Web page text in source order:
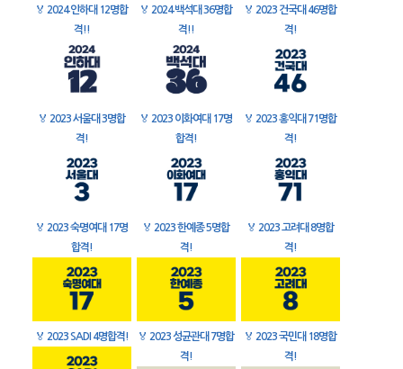
🏅 2024 인하대 12명합
격!!
🏅 2024 백석대 36명합
격!!
🏅 2023 건국대 46명합
격!
🏅 2023 서울대 3명합
격!
🏅 2023 이화여대 17명
합격!
🏅 2023 홍익대 71명합
격!
🏅 2023 숙명여대 17명
합격!
🏅 2023 한예종 5명합
격!
🏅 2023 고려대 8명합
격!
🏅 2023 SADI 4명합격! 🏅 2023 성균관대 7명합
격!
🏅 2023 국민대 18명합
격!